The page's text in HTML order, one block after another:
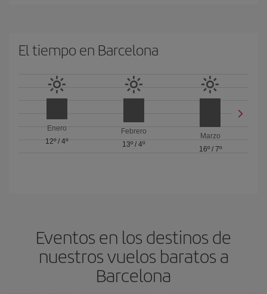
El tiempo en Barcelona
Enero
12º/4º
Febrero
13º / 4º
Marzo
16º/ 7º
Eventos en los destinos de
nuestros vuelos baratos a
Barcelona